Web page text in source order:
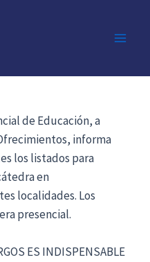
de Educación, a
informa
los listados para
en
localidades. Los
presencial.
ES INDISPENSABLE